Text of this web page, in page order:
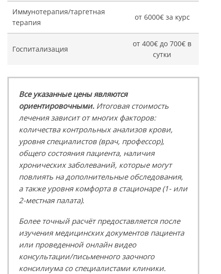
Иммунотерапия/таргетная
терапия
от 6000€ за курс
Госпитализация
от 400€ до 700€ в
сутки
Все указанные цены являются
ориентировочными. Итоговая стоимость
лечения зависит от многих факторов:
количества контрольных анализов крови,
уровня специалистов (врач, профессор),
общего состояния пациента, наличия
хронических заболеваний, которые могут
повлиять на дополнительные обследования,
а также уровня комфорта в стационаре (1- или
2-местная палата).
Более точный расчёт предоставляется после
изучения медицинских документов пациента
или проведенной онлайн видео
консультации/письменного заочного
консилиума со специалистами клиники.